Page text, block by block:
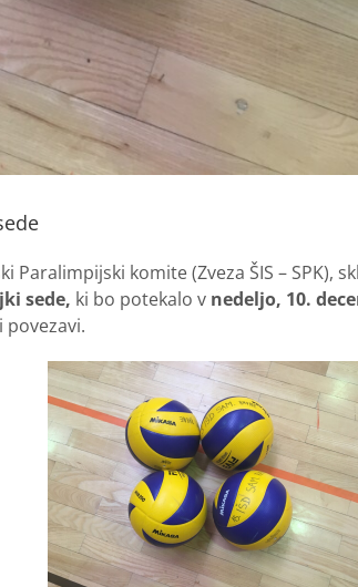
Paralimpijski komite (Zveza ŠIS –
sede, ki bo potekalo v nedeljo, 10.